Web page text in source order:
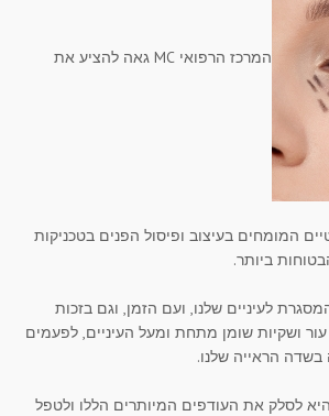
המרכז הרפואי MC גאה להציע את
המומחים בעיצוב ופיסול הפנים בטכניקות
ביותר.
לעיניים שלנו, ועם הזמן, וגם בזכות
עור ושקיות שומן מתחת ומעל העיניים, לפעמים
הראייה שלנו.
היא לסלק את העודפים המיותרים הללו ולטפל